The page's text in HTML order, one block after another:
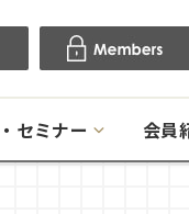
セミナー 会員